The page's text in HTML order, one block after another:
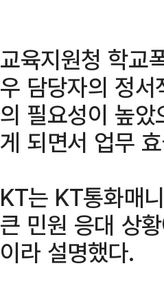
교육지원청 학교
우 담당자의 정
의 필요성이 높
게 되면서 업무
KT는 KT통화매
큰 민원 응대 상
이라 설명했다.